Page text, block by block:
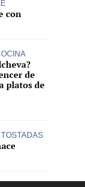
con
de
platos de